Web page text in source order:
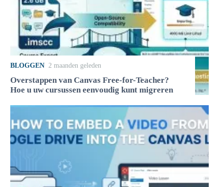
BLOGGEN 2 maanden geleden
Overstappen van Canvas Free-for-Teacher?
Hoe u uw cursussen eenvoudig kunt migreren